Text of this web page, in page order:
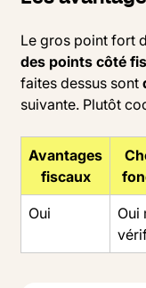
Le gros point fort
des points côté
faites dessus sont
suivante. Plutôt
Avantages
fiscaux
Oui
Oui